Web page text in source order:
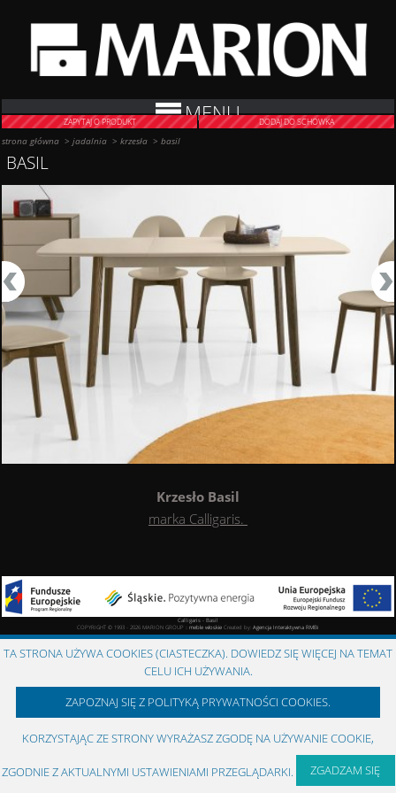
MENU
ZAPYTAJ O PRODUKT DODAJ DO SCHOWKA
strona główna >jadalnia >krzesła >basil
BASIL
Krzesło Basil
marka Calligaris.
Calligaris - Basil
COPYRIGHT © 1993 - 2026 MARION GROUP ::meble włoskieCreated by:Agencja Interaktywna RMBi
TA STRONA UŻYWA COOKIES (CIASTECZKA). DOWIEDZ SIĘ WIĘCEJ NA TEMAT
CELU ICH UŻYWANIA.
ZAPOZNAJ SIĘ Z POLITYKĄ PRYWATNOŚCI COOKIES.
KORZYSTAJĄC ZE STRONY WYRAŻASZ ZGODĘ NA UŻYWANIE COOKIE,
ZGODNIE Z AKTUALNYMI USTAWIENIAMI PRZEGLĄDARKI. ZGADZAM SIĘ